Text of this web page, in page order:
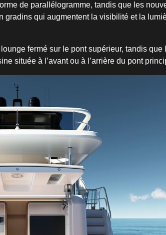
de parallélogramme, tandis que les
gradins qui augmentent la visibilité et la
fermé sur le pont supérieur, tandis que
située à l’avant ou à l’arrière du pont